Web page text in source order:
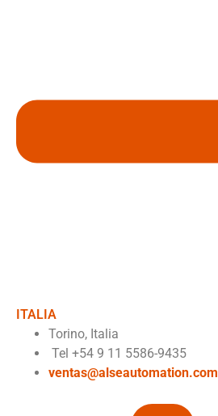
ITALIA
Torino, Italia
Tel +54 9 11 5586-9435
ventas@alseautomation.com